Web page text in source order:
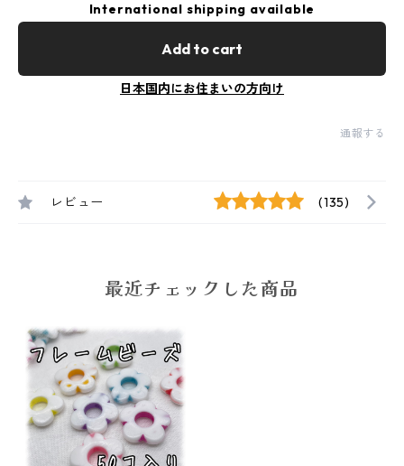
International shipping available
Add to cart
日本国内にお住まいの方向け
通報する
レビュー (135)
最近チェックした商品